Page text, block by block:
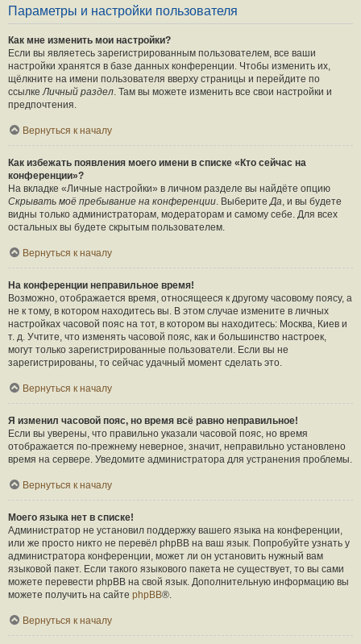
Параметры и настройки пользователя
Как мне изменить мои настройки?
Если вы являетесь зарегистрированным пользователем, все ваши
настройки хранятся в базе данных конференции. Чтобы изменить их,
щёлкните на имени пользователя вверху страницы и перейдите по
ссылкеЛичный раздел. Там вы можете изменить все свои настройки и
предпочтения.
Вернуться к началу
Как избежать появления моего имени в списке «Кто сейчас на
конференции»?
На вкладке «Личные настройки» в личном разделе вы найдёте опцию
Скрывать моё пребывание на конференции. ВыберитеДа, и вы будете
видны только администраторам, модераторам и самому себе. Для всех
остальных вы будете скрытым пользователем.
Вернуться к началу
На конференции неправильное время!
Возможно, отображается время, относящееся к другому часовому поясу, а
не к тому, в котором находитесь вы. В этом случае измените в личных
настройках часовой пояс на тот, в котором вы находитесь: Москва, Киев и
т. д. Учтите, что изменять часовой пояс, как и большинство настроек,
могут только зарегистрированные пользователи. Если вы не
зарегистрированы, то сейчас удачный момент сделать это.
Вернуться к началу
Я изменил часовой пояс, но время всё равно неправильное!
Если вы уверены, что правильно указали часовой пояс, но время
отображается по-прежнему неверное, значит, неправильно установлено
время на сервере. Уведомите администратора для устранения проблемы.
Вернуться к началу
Моего языка нет в списке!
Администратор не установил поддержку вашего языка на конференции,
или же просто никто не перевёл phpBB на ваш язык. Попробуйте узнать у
администратора конференции, может ли он установить нужный вам
языковой пакет. Если такого языкового пакета не существует, то вы сами
можете перевести phpBB на свой язык. Дополнительную информацию вы
можете получить на сайте phpBB®.
Вернуться к началу